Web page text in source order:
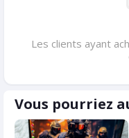
Les clients ayant
Vous pourriez